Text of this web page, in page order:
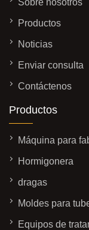
Sobre nosotros
Productos
Noticias
Enviar consulta
Contáctenos
Productos
Máquina para
Hormigonera
dragas
Moldes para
Equipos de